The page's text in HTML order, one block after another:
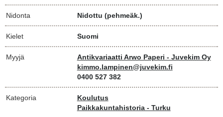
Nidonta Nidottu (pehmeäk.)
Kielet Suomi
Myyjä
Antikvariaatti Arwo Paperi - Juvekim Oy
kimmo.lampinen@juvekim.fi
0400 527 382
Kategoria
Koulutus
Paikkakuntahistoria - Turku